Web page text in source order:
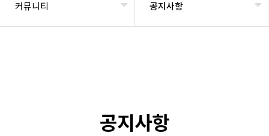
커뮤니티 공지사항
공지사항